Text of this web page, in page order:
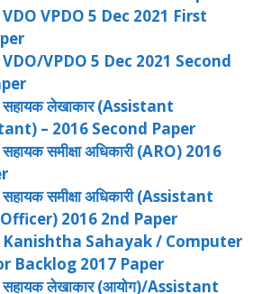
VDO VPDO 5 Dec 2021 First
VDO/VPDO 5 Dec 2021 Second
सहायक लेखाकार (Assistant
– 2016 Second Paper
समीक्षा अधिकारी (ARO) 2016
समीक्षा अधिकारी (Assistant
2016 2nd Paper
Kanishtha Sahayak / Computer
Backlog 2017 Paper
सहायक लेखाकार (आयोग)/Assistant